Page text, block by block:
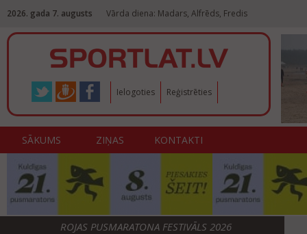
2026. gada 7. augusts Vārda diena: Madars, Alfrēds, Fredis
Ielogoties Reģistrēties
SĀKUMS ZIŅAS KONTAKTI
ROJAS PUSMARATONA FESTIVĀLS 2026